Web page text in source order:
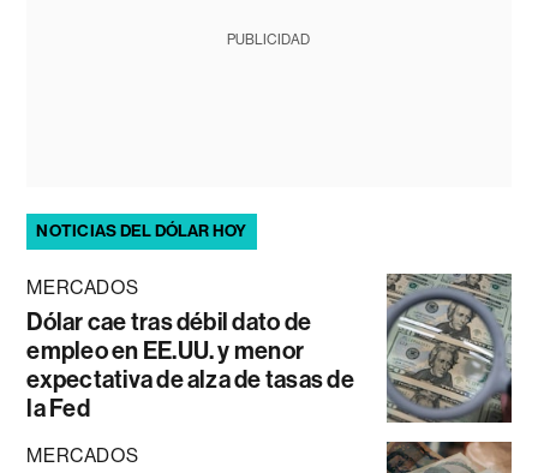
PUBLICIDAD
NOTICIAS DEL DÓLAR HOY
MERCADOS
Dólar cae tras débil dato de
empleo en EE.UU. y menor
expectativa de alza de tasas de
la Fed
MERCADOS